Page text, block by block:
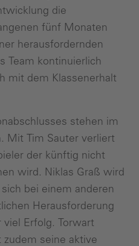
die
fünf Monaten
herausfordernden
Team kontinuierlich
mit dem Klassenerhalt
stehen im
Mit Tim Sauter verliert
der künftig nicht
wird. Niklas Graß wird
bei einem anderen
Herausforderung
Erfolg. Torwart
seine aktive